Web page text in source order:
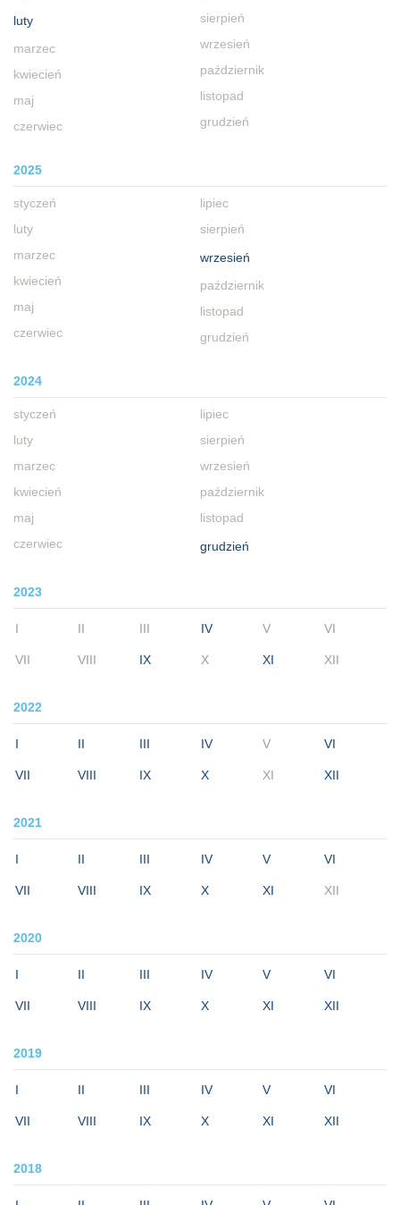
luty
marzec
kwiecień
maj
czerwiec
sierpień
wrzesień
październik
listopad
grudzień
2025
styczeń
luty
marzec
kwiecień
maj
czerwiec
lipiec
sierpień
wrzesień
październik
listopad
grudzień
2024
styczeń
luty
marzec
kwiecień
maj
czerwiec
lipiec
sierpień
wrzesień
październik
listopad
grudzień
2023
I II III IV V VI
VII VIII IX X XI XII
2022
I II III IV V VI
VII VIII IX X XI XII
2021
I II III IV V VI
VII VIII IX X XI XII
2020
I II III IV V VI
VII VIII IX X XI XII
2019
I II III IV V VI
VII VIII IX X XI XII
2018